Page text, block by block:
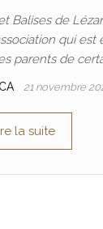
Balises de
qui
parents de
21 novembre
la suite